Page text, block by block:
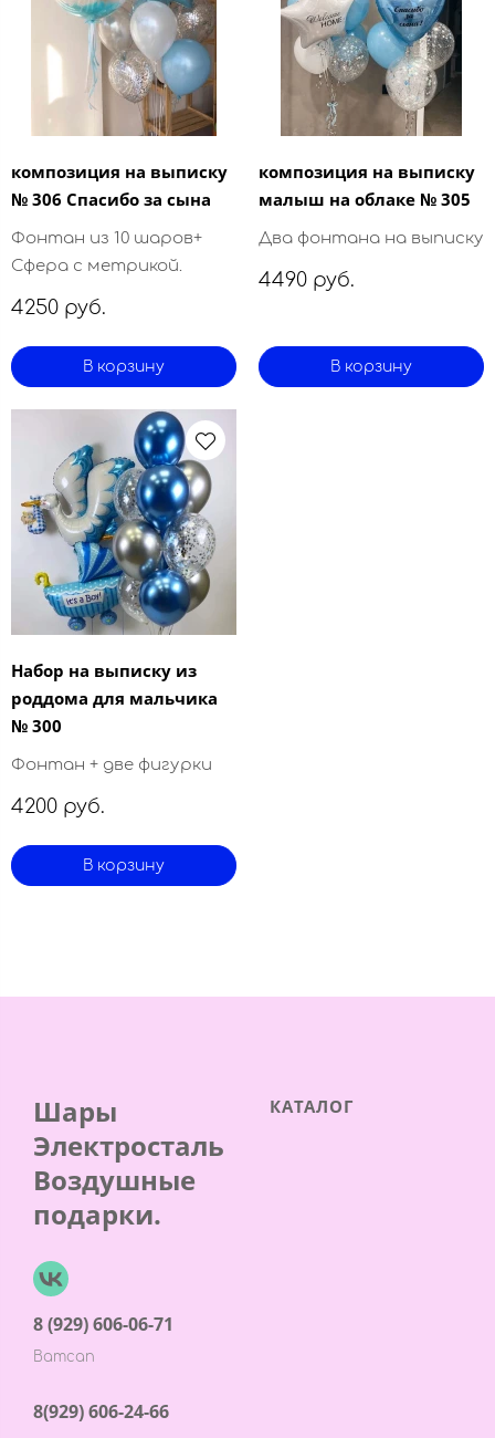
композиция на выписку
№ 306 Спасибо за сына
Фонтан из 10 шаров+
Сфера с метрикой.
4250 руб.
В корзину
композиция на выписку
малыш на облаке № 305
Два фонтана на выписку
4490 руб.
В корзину
Набор на выписку из
роддома для мальчика
№ 300
Фонтан + две фигурки
4200 руб.
В корзину
Шары
Электросталь
Воздушные
подарки.
8 (929) 606-06-71
Ватсап
8(929) 606-24-66
КАТАЛОГ